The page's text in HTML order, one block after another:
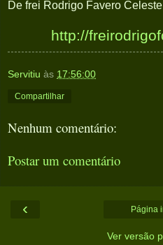
De frei Rodrigo Favero
http://
Servitiu às 17:56:00
Compartilhar
Nenhum comentário:
Postar um comentário
‹ Página
Ver versão